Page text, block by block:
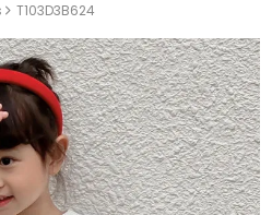
T103D3B624